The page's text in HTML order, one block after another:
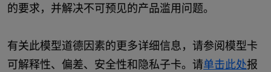
的要求，并解决不可预见的产品滥用问题。
有关此模型道德因素的更多详细信息，请参阅模型卡
可解释性、偏差、安全性和隐私子卡。请单击此处报